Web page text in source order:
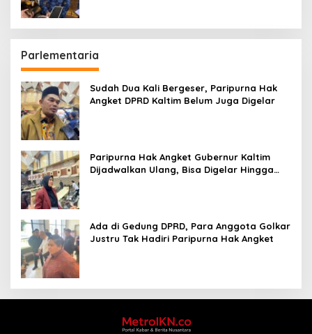
Parlementaria
Sudah Dua Kali Bergeser, Paripurna Hak
Angket DPRD Kaltim Belum Juga Digelar
Paripurna Hak Angket Gubernur Kaltim
Dijadwalkan Ulang, Bisa Digelar Hingga
Ada di Gedung DPRD, Para Anggota Golkar
Justru Tak Hadiri Paripurna Hak Angket